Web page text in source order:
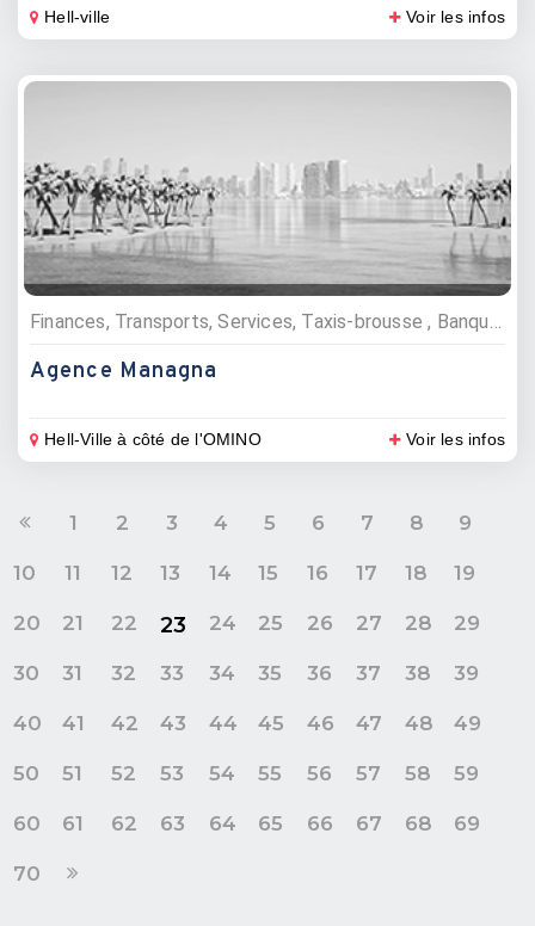
Hell-ville Voir les infos
Finances, Transports, Services, Taxis-brousse , Banques, Téléphonie, télévision et internet
Agence Managna
Hell-Ville à côté de l'OMINO Voir les infos
1 2 3 4 5 6 7 8 9
10 11 12 13 14 15 16 17 18 19
20 21 22 23 24 25 26 27 28 29
30 31 32 33 34 35 36 37 38 39
40 41 42 43 44 45 46 47 48 49
50 51 52 53 54 55 56 57 58 59
60 61 62 63 64 65 66 67 68 69
70